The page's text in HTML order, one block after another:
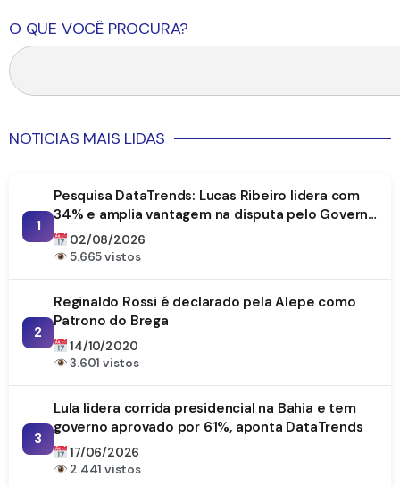
O QUE VOCÊ PROCURA?
NOTICIAS MAIS LIDAS
1
Pesquisa DataTrends: Lucas Ribeiro lidera com
34% e amplia vantagem na disputa pelo Governo
da Paraíba
02/08/2026
5.665 vistos
2
Reginaldo Rossi é declarado pela Alepe como
Patrono do Brega
14/10/2020
3.601 vistos
3
Lula lidera corrida presidencial na Bahia e tem
governo aprovado por 61%, aponta DataTrends
17/06/2026
2.441 vistos